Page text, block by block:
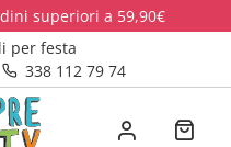
superiori a 59,90€
per festa
338 112 79 74